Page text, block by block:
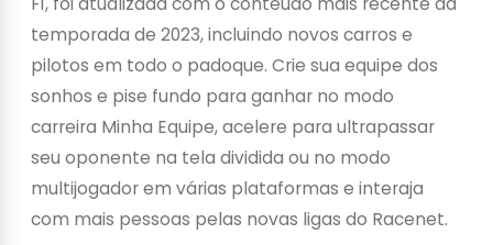
temporada de 2023, incluindo novos carros e
pilotos em todo o padoque. Crie sua equipe dos
sonhos e pise fundo para ganhar no modo
carreira Minha Equipe, acelere para ultrapassar
seu oponente na tela dividida ou no modo
multijogador em várias plataformas e interaja
com mais pessoas pelas novas ligas do Racenet.